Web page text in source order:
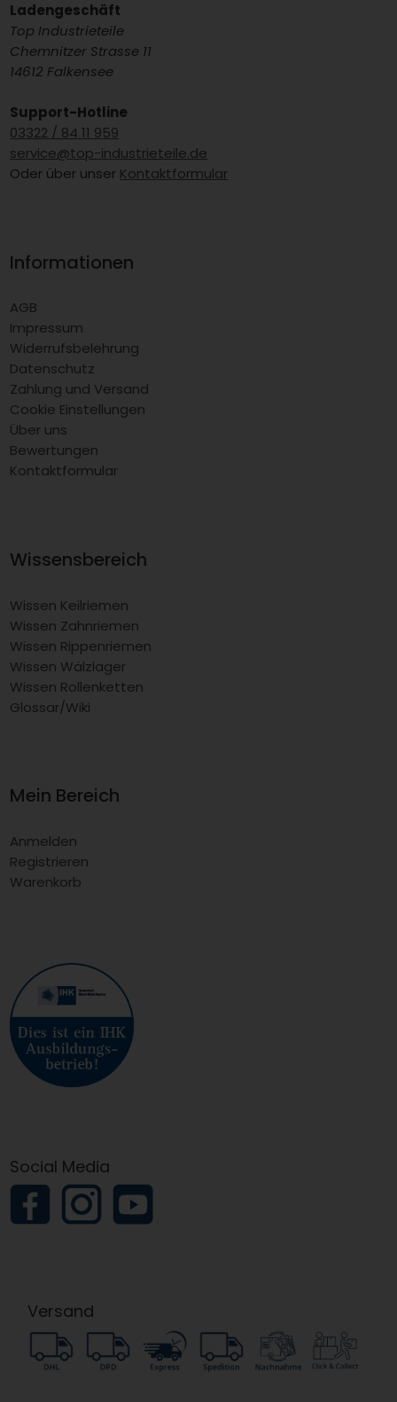
Ladengeschäft
Top Industrieteile
Chemnitzer Strasse 11
14612 Falkensee
Support-Hotline
03322 / 84 11 959
service@top-industrieteile.de
Oder über unser Kontaktformular
Informationen
AGB
Impressum
Widerrufsbelehrung
Datenschutz
Zahlung und Versand
Cookie Einstellungen
Über uns
Bewertungen
Kontaktformular
Wissensbereich
Wissen Keilriemen
Wissen Zahnriemen
Wissen Rippenriemen
Wissen Wälzlager
Wissen Rollenketten
Glossar/Wiki
Mein Bereich
Anmelden
Registrieren
Warenkorb
Social Media
Versand